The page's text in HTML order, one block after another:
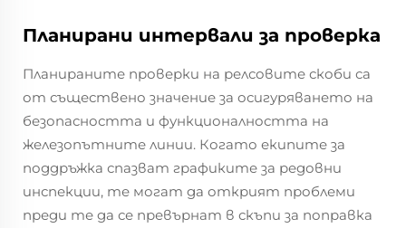
Планирани интервали за проверка
Планираните проверки на релсовите скоби са
от съществено значение за осигуряването на
безопасността и функционалността на
железопътните линии. Когато екипите за
поддръжка спазват графиките за редовни
инспекции, те могат да открият проблеми
преди те да се превърнат в скъпи за поправка